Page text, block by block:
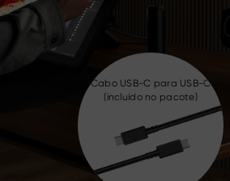
Cabo USB-C para USB-C
(incluído no pacote)